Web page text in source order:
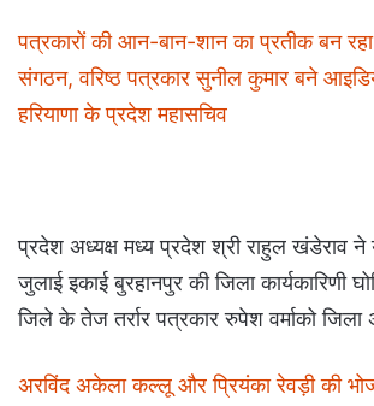
पत्रकारों की आन-बान-शान का प्रतीक बन
संगठन, वरिष्ठ पत्रकार सुनील कुमार बने
हरियाणा के प्रदेश महासचिव
प्रदेश अध्यक्ष मध्य प्रदेश श्री राहुल खंडेराव
जुलाई इकाई बुरहानपुर की जिला कार्यकारिणी
जिले के तेज तर्रार पत्रकार रुपेश वर्माको जिला
अरविंद अकेला कल्लू और प्रियंका रेवड़ी की